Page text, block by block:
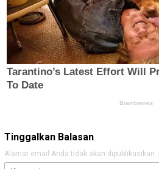
Tinggalkan Balasan
Alamat email Anda tidak akan dipublikasikan.